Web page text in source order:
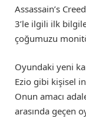
Assassain’s
3’le ilgili ilk
çoğumuzu
Oyundaki yeni
Ezio gibi kişisel
Onun amacı
arasında geçen